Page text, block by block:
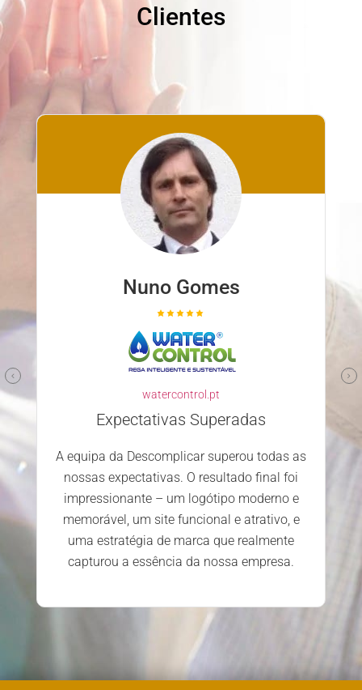
Clientes
Nuno Gomes
watercontrol.pt
Expectativas Superadas
A equipa da Descomplicar superou todas as
nossas expectativas. O resultado final foi
impressionante – um logótipo moderno e
memorável, um site funcional e atrativo, e
uma estratégia de marca que realmente
capturou a essência da nossa empresa.